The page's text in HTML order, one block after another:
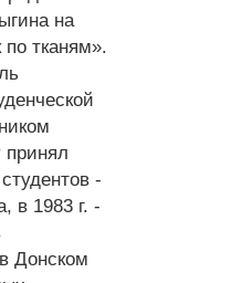
на
по тканям».
принял
-
в 1983 г. -
Донском